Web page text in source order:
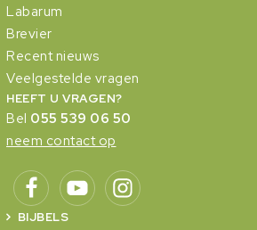
Labarum
Brevier
Recent nieuws
Veelgestelde vragen
HEEFT U VRAGEN?
Bel 055 539 06 50
neem contact op
BIJBELS